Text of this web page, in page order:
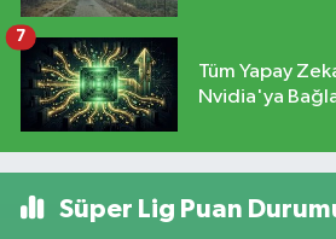
Tüm Yapay
Nvidia'ya
7
Süper Lig Puan